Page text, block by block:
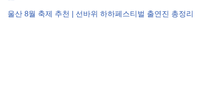
울산 8월 축제 추천 | 선바위 하하페스티벌 출연진 총정리